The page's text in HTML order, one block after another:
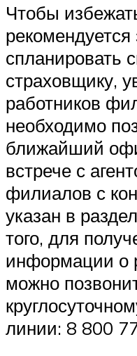
Чтобы
рекомендуется
спланировать
страховщику,
работников
необходимо
ближайший
встрече с
филиалов с
указан в
того, для
информации о
можно
линии: 8 800